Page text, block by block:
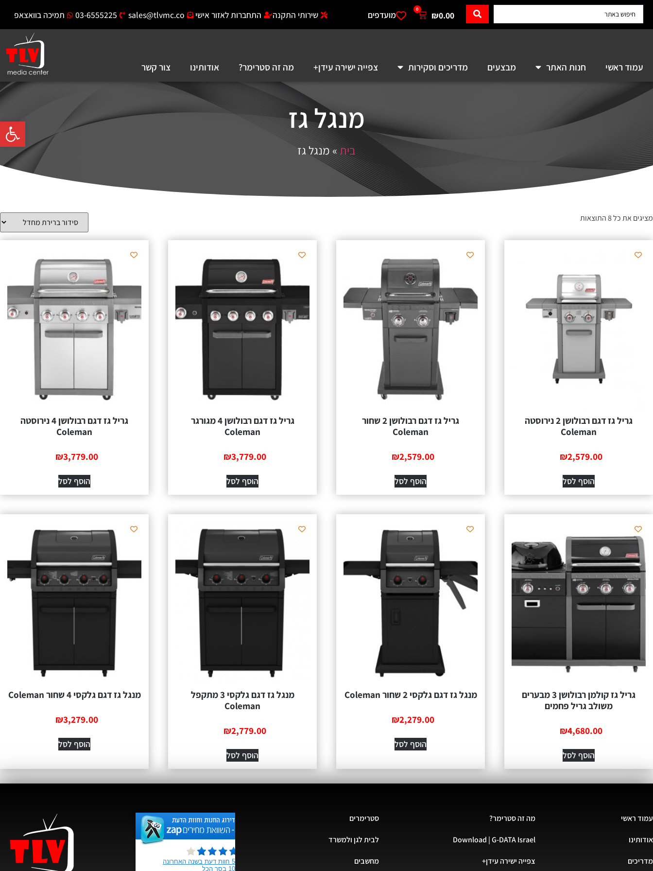
פתח
₪0.00
0
מועדפים שירותי התקנה התחברות לאזור אישי sales@tlvmc.co
03-6555225 תמיכה בוואצאפ
עמוד ראשי חנות האתר מבצעים מדריכים וסקירות צפייה ישירה עידן+ מה זה סטרימר? אודותינו צור קשר
מנגל גז
בית»מנגל גז
מציגים את כל ⁦8⁩ התוצאות
גריל גז דגם רבולושן 2 נירוסטה
Coleman
₪2,579.00
הוסף לסל
גריל גז דגם רבולושן 2 שחור
Coleman
₪2,579.00
הוסף לסל
גריל גז דגם רבולושן 4 מגורגר
Coleman
₪3,779.00
הוסף לסל
גריל גז דגם רבולושן 4 נירוסטה
Coleman
₪3,779.00
הוסף לסל
גריל גז קולמן רבולושן 3 מבערים
משולב גריל פחמים
₪4,680.00
הוסף לסל
מנגל גז דגם גלקסי 2 שחור Coleman
₪2,279.00
הוסף לסל
מנגל גז דגם גלקסי 3 מתקפל
Coleman
₪2,779.00
הוסף לסל
מנגל גז דגם גלקסי 4 שחור Coleman
₪3,279.00
הוסף לסל
עמוד ראשי
אודותינו
מדריכים
מה זה סטרימר?
Download | G-DATA Israel
צפייה ישירה עידן+
סטרימרים
לבית לגן ולמשרד
מחשבים